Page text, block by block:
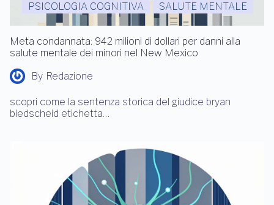
PSICOLOGIA COGNITIVA SALUTE MENTALE
Meta condannata: 942 milioni di dollari per danni alla
salute mentale dei minori nel New Mexico
By Redazione
scopri come la sentenza storica del giudice bryan
biedscheid etichetta…